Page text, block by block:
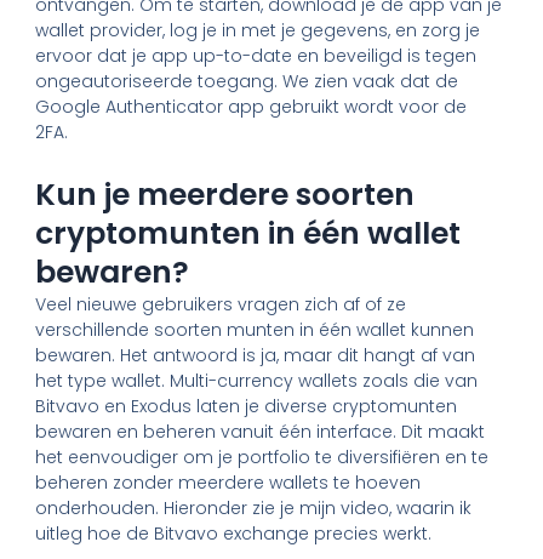
ontvangen. Om te starten, download je de app van je
wallet provider, log je in met je gegevens, en zorg je
ervoor dat je app up-to-date en beveiligd is tegen
ongeautoriseerde toegang. We zien vaak dat de
Google Authenticator app gebruikt wordt voor de
2FA.
Kun je meerdere soorten
cryptomunten in één wallet
bewaren?
Veel nieuwe gebruikers vragen zich af of ze
verschillende soorten munten in één wallet kunnen
bewaren. Het antwoord is ja, maar dit hangt af van
het type wallet. Multi-currency wallets zoals die van
Bitvavo en Exodus laten je diverse cryptomunten
bewaren en beheren vanuit één interface. Dit maakt
het eenvoudiger om je portfolio te diversifiëren en te
beheren zonder meerdere wallets te hoeven
onderhouden. Hieronder zie je mijn video, waarin ik
uitleg hoe de Bitvavo exchange precies werkt.